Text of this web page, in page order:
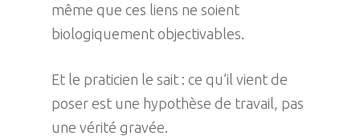
même que ces liens ne soient
biologiquement objectivables.
Et le praticien le sait : ce qu’il vient de
poser est une hypothèse de travail, pas
une vérité gravée.